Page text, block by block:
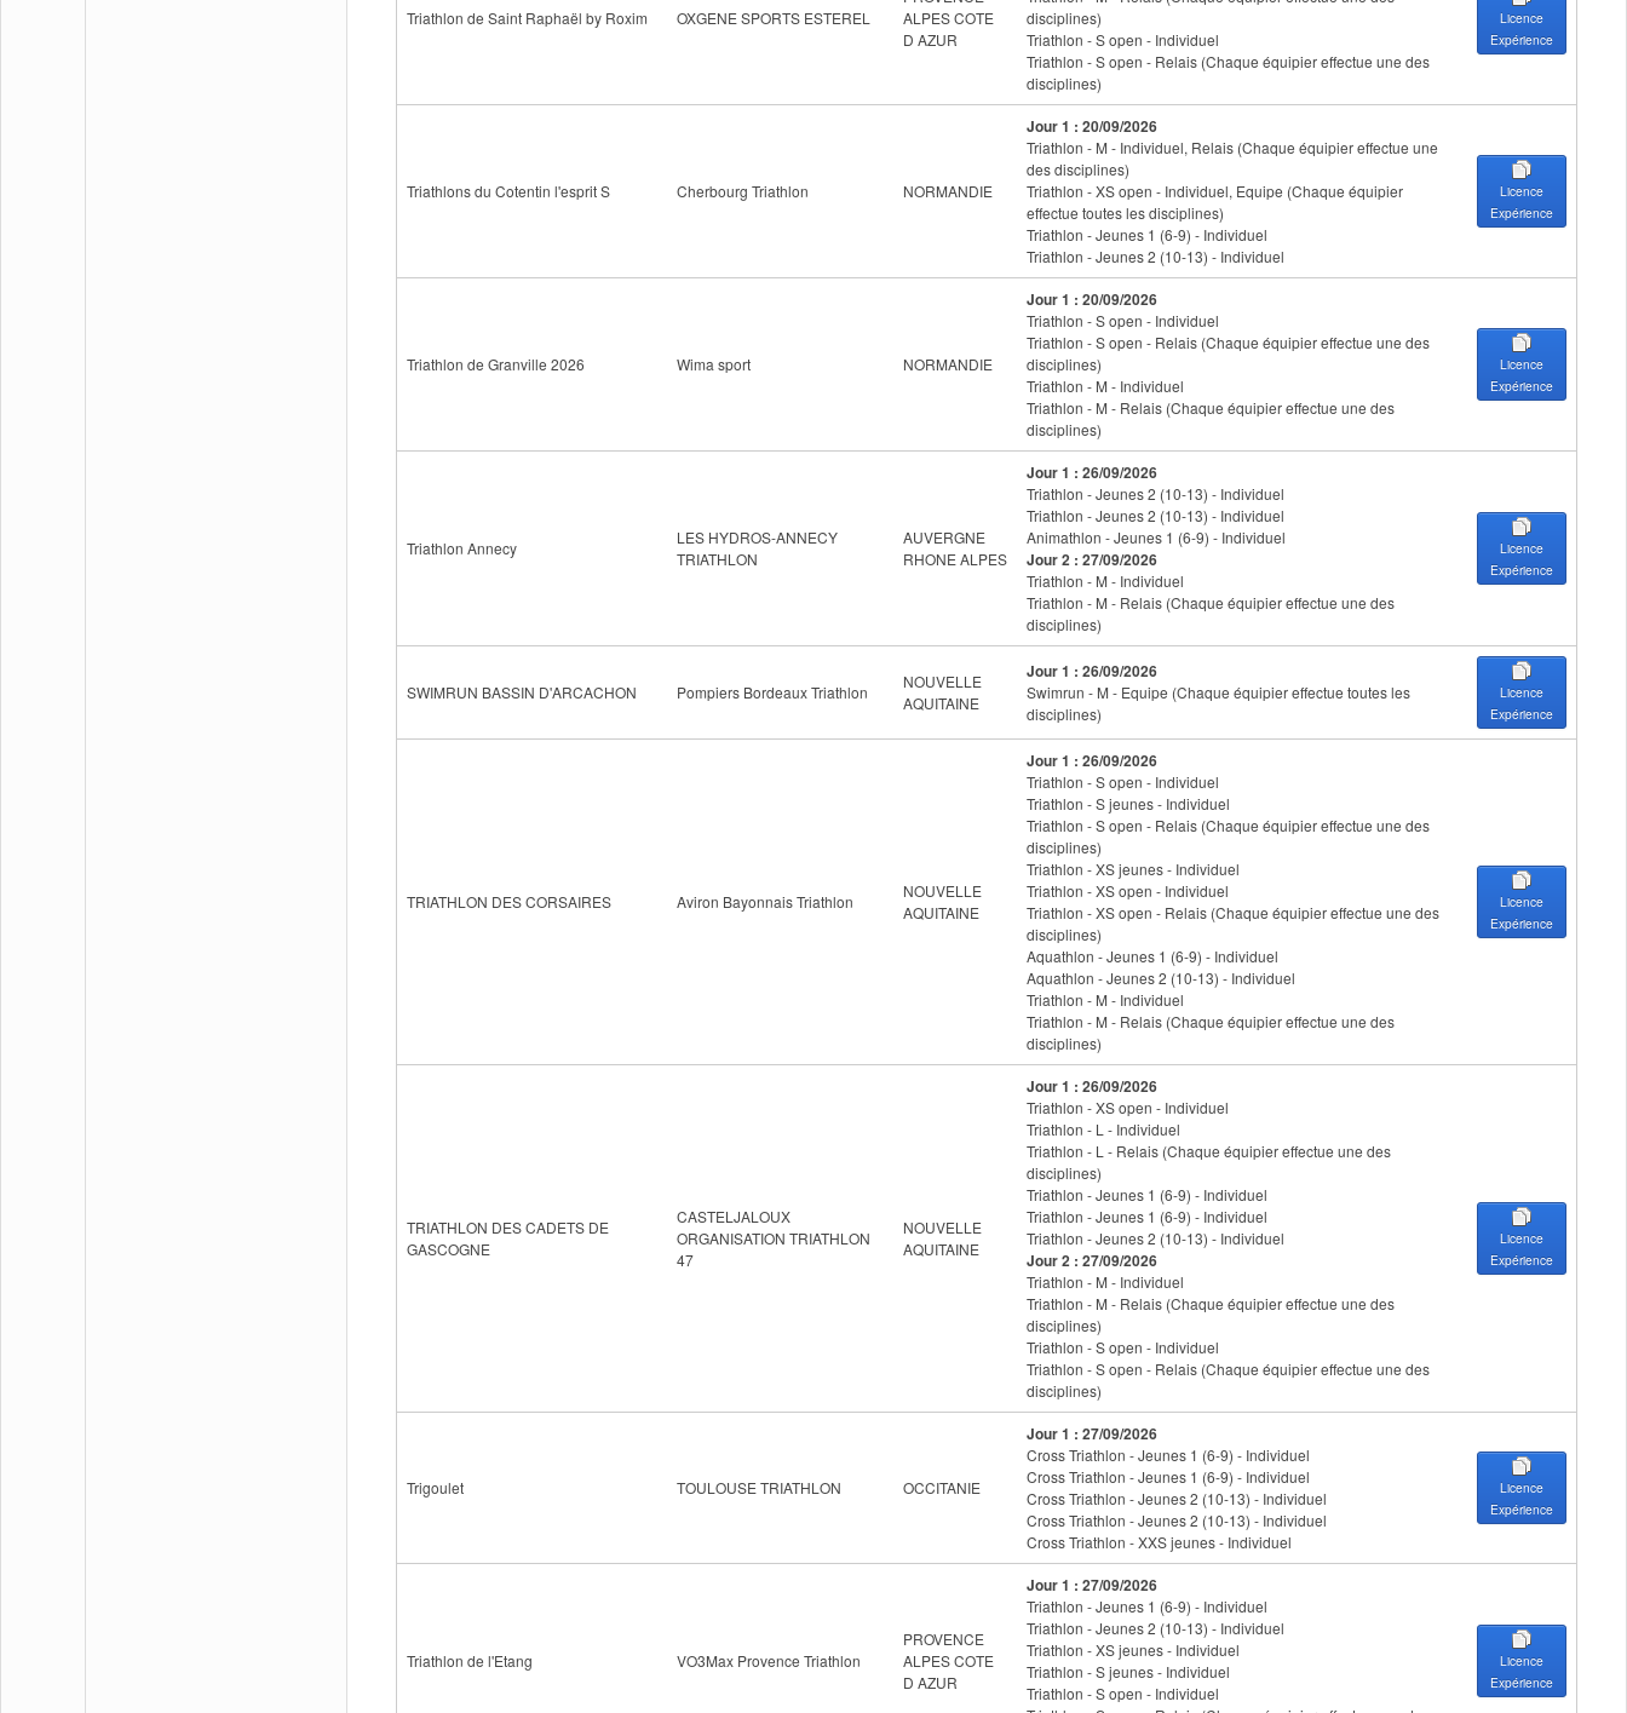
Triathlon de Saint Raphaël by Roxim OXGENE SPORTS ESTEREL
ALPES COTE
D AZUR
disciplines)
Triathlon - S open - Individuel
Triathlon - S open - Relais (Chaque équipier effectue une des
disciplines)
Licence
Expérience
Triathlons du Cotentin l'esprit S Cherbourg Triathlon NORMANDIE
Jour 1 : 20/09/2026
Triathlon - M - Individuel, Relais (Chaque équipier effectue une
des disciplines)
Triathlon - XS open - Individuel, Equipe (Chaque équipier
effectue toutes les disciplines)
Triathlon - Jeunes 1 (6-9) - Individuel
Triathlon - Jeunes 2 (10-13) - Individuel
Licence
Expérience
Triathlon de Granville 2026 Wima sport NORMANDIE
Jour 1 : 20/09/2026
Triathlon - S open - Individuel
Triathlon - S open - Relais (Chaque équipier effectue une des
disciplines)
Triathlon - M - Individuel
Triathlon - M - Relais (Chaque équipier effectue une des
disciplines)
Licence
Expérience
Triathlon Annecy
LES HYDROS-ANNECY
TRIATHLON
AUVERGNE
RHONE ALPES
Jour 1 : 26/09/2026
Triathlon - Jeunes 2 (10-13) - Individuel
Triathlon - Jeunes 2 (10-13) - Individuel
Animathlon - Jeunes 1 (6-9) - Individuel
Jour 2 : 27/09/2026
Triathlon - M - Individuel
Triathlon - M - Relais (Chaque équipier effectue une des
disciplines)
Licence
Expérience
SWIMRUN BASSIN D'ARCACHON Pompiers Bordeaux Triathlon
NOUVELLE
AQUITAINE
Jour 1 : 26/09/2026
Swimrun - M - Equipe (Chaque équipier effectue toutes les
disciplines)
Licence
Expérience
TRIATHLON DES CORSAIRES Aviron Bayonnais Triathlon
NOUVELLE
AQUITAINE
Jour 1 : 26/09/2026
Triathlon - S open - Individuel
Triathlon - S jeunes - Individuel
Triathlon - S open - Relais (Chaque équipier effectue une des
disciplines)
Triathlon - XS jeunes - Individuel
Triathlon - XS open - Individuel
Triathlon - XS open - Relais (Chaque équipier effectue une des
disciplines)
Aquathlon - Jeunes 1 (6-9) - Individuel
Aquathlon - Jeunes 2 (10-13) - Individuel
Triathlon - M - Individuel
Triathlon - M - Relais (Chaque équipier effectue une des
disciplines)
Licence
Expérience
TRIATHLON DES CADETS DE
GASCOGNE
CASTELJALOUX
ORGANISATION TRIATHLON
47
NOUVELLE
AQUITAINE
Jour 1 : 26/09/2026
Triathlon - XS open - Individuel
Triathlon - L - Individuel
Triathlon - L - Relais (Chaque équipier effectue une des
disciplines)
Triathlon - Jeunes 1 (6-9) - Individuel
Triathlon - Jeunes 1 (6-9) - Individuel
Triathlon - Jeunes 2 (10-13) - Individuel
Jour 2 : 27/09/2026
Triathlon - M - Individuel
Triathlon - M - Relais (Chaque équipier effectue une des
disciplines)
Triathlon - S open - Individuel
Triathlon - S open - Relais (Chaque équipier effectue une des
disciplines)
Licence
Expérience
Trigoulet TOULOUSE TRIATHLON OCCITANIE
Jour 1 : 27/09/2026
Cross Triathlon - Jeunes 1 (6-9) - Individuel
Cross Triathlon - Jeunes 1 (6-9) - Individuel
Cross Triathlon - Jeunes 2 (10-13) - Individuel
Cross Triathlon - Jeunes 2 (10-13) - Individuel
Cross Triathlon - XXS jeunes - Individuel
Licence
Expérience
Triathlon de l'Etang VO3Max Provence Triathlon
PROVENCE
ALPES COTE
D AZUR
Jour 1 : 27/09/2026
Triathlon - Jeunes 1 (6-9) - Individuel
Triathlon - Jeunes 2 (10-13) - Individuel
Triathlon - XS jeunes - Individuel
Triathlon - S jeunes - Individuel
Triathlon - S open - Individuel
Licence
Expérience